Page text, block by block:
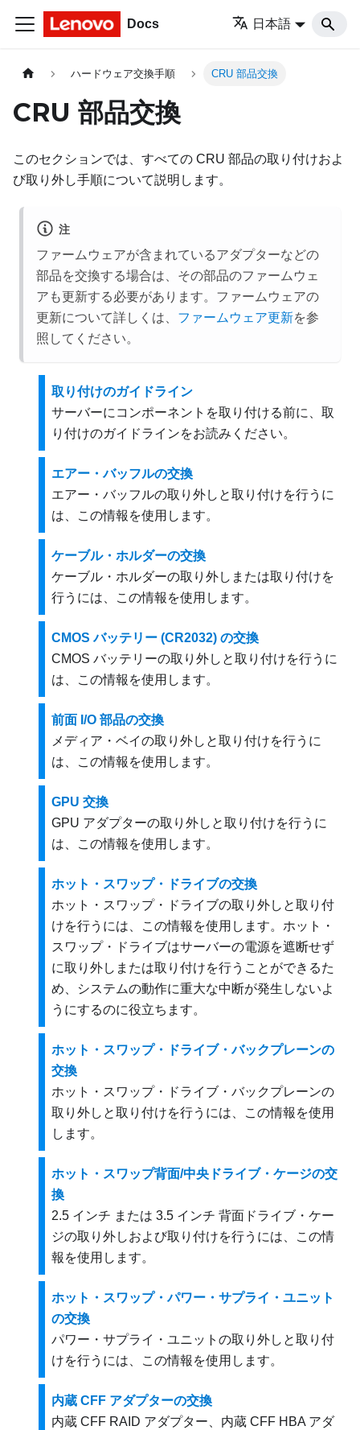
Docs 日本語
ハードウェア交換手順 CRU 部品交換
CRU 部品交換
このセクションでは、すべての CRU 部品の取り付けおよ
び取り外し手順について説明します。
注
ファームウェアが含まれているアダプターなどの
部品を交換する場合は、その部品のファームウェ
アも更新する必要があります。ファームウェアの
更新について詳しくは、 ファームウェア更新を参
照してください。
取り付けのガイドライン
サーバーにコンポーネントを取り付ける前に、取
り付けのガイドラインをお読みください。
エアー・バッフルの交換
エアー・バッフルの取り外しと取り付けを行うに
は、この情報を使用します。
ケーブル・ホルダーの交換
ケーブル・ホルダーの取り外しまたは取り付けを
行うには、この情報を使用します。
CMOS バッテリー (CR2032) の交換
CMOS バッテリーの取り外しと取り付けを行うに
は、この情報を使用します。
前面 I/O 部品の交換
メディア・ベイの取り外しと取り付けを行うに
は、この情報を使用します。
GPU 交換
GPU アダプターの取り外しと取り付けを行うに
は、この情報を使用します。
ホット・スワップ・ドライブの交換
ホット・スワップ・ドライブの取り外しと取り付
けを行うには、この情報を使用します。ホット・
スワップ・ドライブはサーバーの電源を遮断せず
に取り外しまたは取り付けを行うことができるた
め、システムの動作に重大な中断が発生しないよ
うにするのに役立ちます。
ホット・スワップ・ドライブ・バックプレーンの
交換
ホット・スワップ・ドライブ・バックプレーンの
取り外しと取り付けを行うには、この情報を使用
します。
ホット・スワップ背面/中央ドライブ・ケージの交
換
2.5 インチ または 3.5 インチ 背面ドライブ・ケー
ジの取り外しおよび取り付けを行うには、この情
報を使用します。
ホット・スワップ・パワー・サプライ・ユニット
の交換
パワー・サプライ・ユニットの取り外しと取り付
けを行うには、この情報を使用します。
内蔵 CFF アダプターの交換
内蔵 CFF RAID アダプター、内蔵 CFF HBA アダ